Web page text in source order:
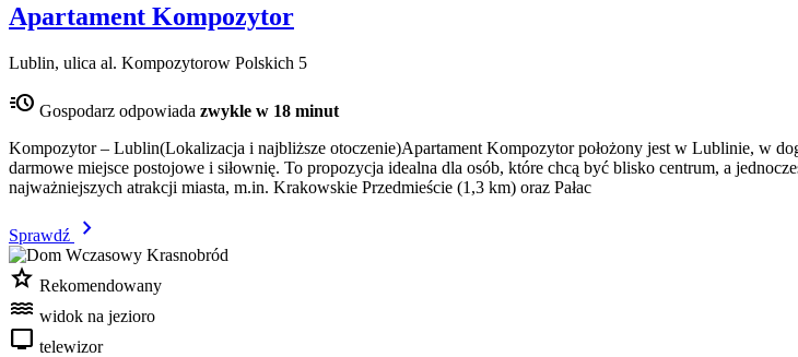
Apartament Kompozytor
Lublin, ulica al. Kompozytorow Polskich 5
acute Gospodarz odpowiada zwykle w 18 minut
Kompozytor – Lublin(Lokalizacja i najbliższe otoczenie)Apartament Kompozytor położony jest w Lublinie, w
darmowe miejsce postojowe i siłownię. To propozycja idealna dla osób, które chcą być blisko centrum, a
najważniejszych atrakcji miasta, m.in. Krakowskie Przedmieście (1,3 km) oraz Pałac
Sprawdź
chevron_right
star Rekomendowany
water widok na jezioro
tv telewizor